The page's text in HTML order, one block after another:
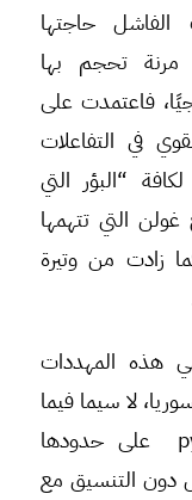
الفاشل حاجتها
مرنة تحجم بها
فاعتمدت على
في التفاعلات
“البؤر التي
التي تتهمها
زادت من وتيرة
هذه المهددات
لا سيما فيما
يتعلق بتمدد تنظيمي داعش والـpyd على حدودها
دون التنسيق مع